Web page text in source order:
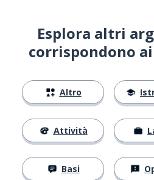
Esplora altri
corrispondono
Altro
Attività
Basi